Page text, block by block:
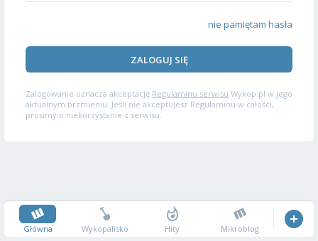
nie pamiętam hasła
ZALOGUJ SIĘ
Zalogowanie oznacza akceptację Regulaminu serwisu Wykop.pl w jego
aktualnym brzmieniu. Jeśli nie akceptujesz Regulaminu w całości,
prosimy o niekorzystanie z serwisu.
Główna Wykopalisko Hity Mikroblog